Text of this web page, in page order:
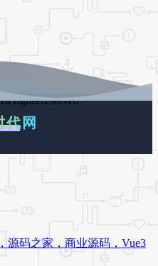
rights reserved
地图
代网